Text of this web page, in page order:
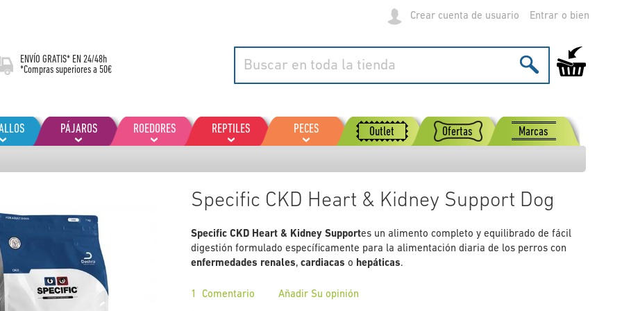
Crear cuenta de usuario Entrar
ENVÍO GRATIS* EN 24/48h
*Compras superiores a 50€
Mi carrito de
PÁJAROS ROEDORES REPTILES PECES Outlet Ofertas Marcas
Specific CKD Heart & Kidney Support Dog
Specific CKD Heart & Kidney Supportes un alimento completo y equilibrado de fácil
digestión formulado específicamente para la alimentación diaria de los perros con
enfermedades renales,cardiacas o hepáticas.
1 Comentario Añadir Su opinión